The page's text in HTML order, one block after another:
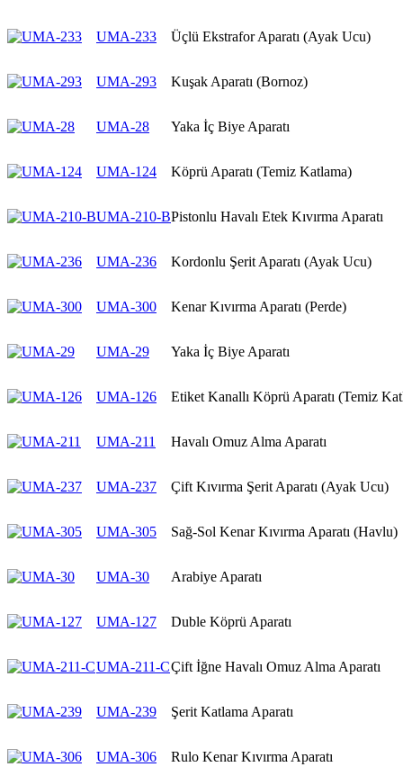
UMA-233 Üçlü Ekstrafor Aparatı (Ayak Ucu)
UMA-293 Kuşak Aparatı (Bornoz)
UMA-28 Yaka İç Biye Aparatı
UMA-124 Köprü Aparatı (Temiz Katlama)
UMA-210-BPistonlu Havalı Etek Kıvırma Aparatı
UMA-236 Kordonlu Şerit Aparatı (Ayak Ucu)
UMA-300 Kenar Kıvırma Aparatı (Perde)
UMA-29 Yaka İç Biye Aparatı
UMA-126 Etiket Kanallı Köprü Aparatı (Temiz
UMA-211 Havalı Omuz Alma Aparatı
UMA-237 Çift Kıvırma Şerit Aparatı (Ayak Ucu)
UMA-305 Sağ-Sol Kenar Kıvırma Aparatı (Havlu)
UMA-30 Arabiye Aparatı
UMA-127 Duble Köprü Aparatı
UMA-211-CÇift İğne Havalı Omuz Alma Aparatı
UMA-239 Şerit Katlama Aparatı
UMA-306 Rulo Kenar Kıvırma Aparatı